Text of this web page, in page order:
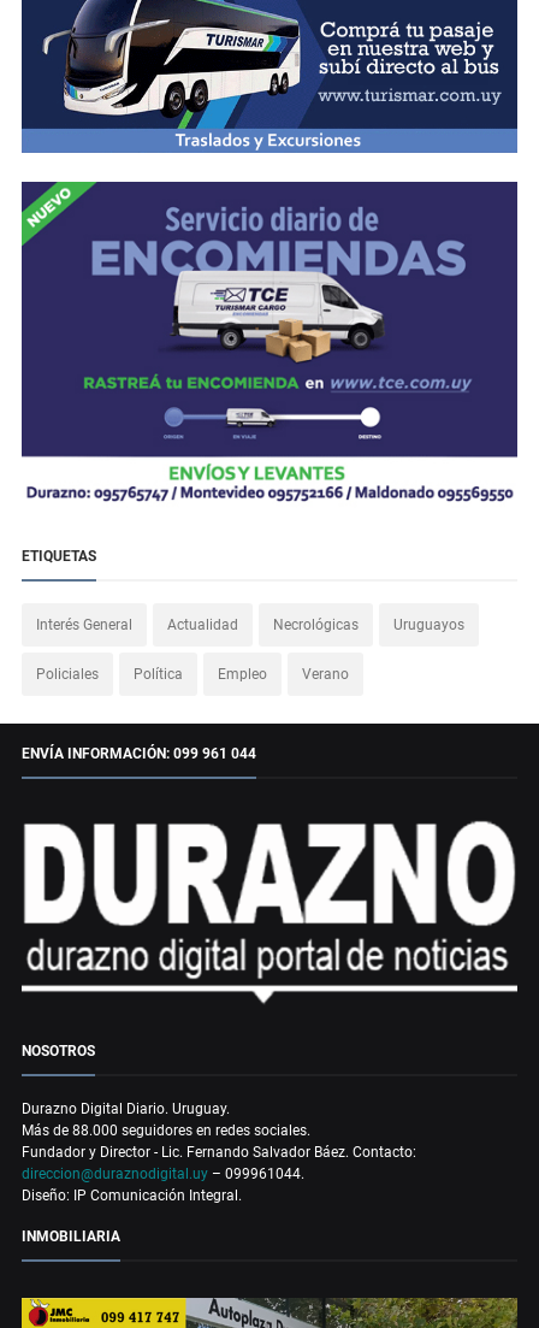
ETIQUETAS
Interés General Actualidad Necrológicas Uruguayos
Policiales Política Empleo Verano
ENVÍA INFORMACIÓN: 099 961 044
NOSOTROS
Durazno Digital Diario. Uruguay.
Más de 88.000 seguidores en redes sociales.
Fundador y Director - Lic. Fernando Salvador Báez. Contacto:
direccion@duraznodigital.uy – 099961044.
Diseño: IP Comunicación Integral.
INMOBILIARIA